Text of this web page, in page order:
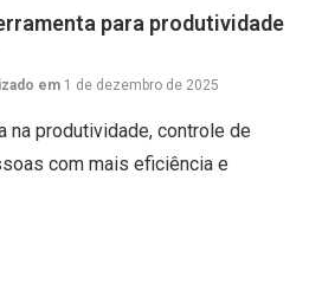
para produtividade
em 1 de dezembro de 2025
na produtividade, controle de
com mais eficiência e